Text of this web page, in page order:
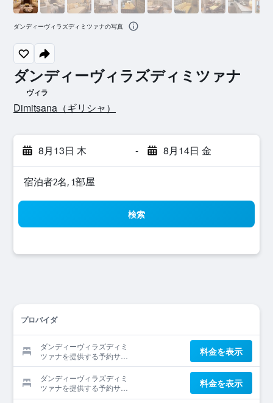
ダンディーヴィラズディミツァナ
ヴィラ
0​クラス評価
Dimitsana​（ギリシャ​）​
8月13日 木 - 8月14日 金
宿泊者2名, 1​部屋
検索
プロバイダ
ダンディーヴィラズディミ
ツァナを提供する予約サイ
ト
料金を表示
ダンディーヴィラズディミ
ツァナを提供する予約サイ
ト
料金を表示
ダンディーヴィラズディミツァナの写真